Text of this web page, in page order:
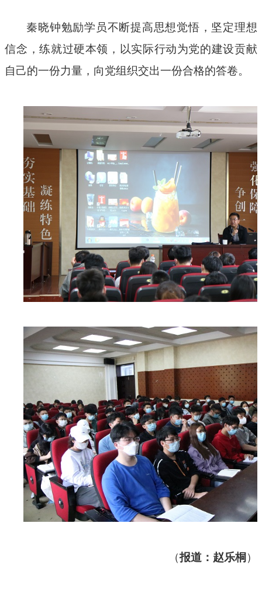
秦晓钟勉励学员不断提高思想觉悟，坚定理想
信念，练就过硬本领，以实际行动为党的建设贡献
自己的一份力量，向党组织交出一份合格的答卷。
（报道：赵乐桐 ）